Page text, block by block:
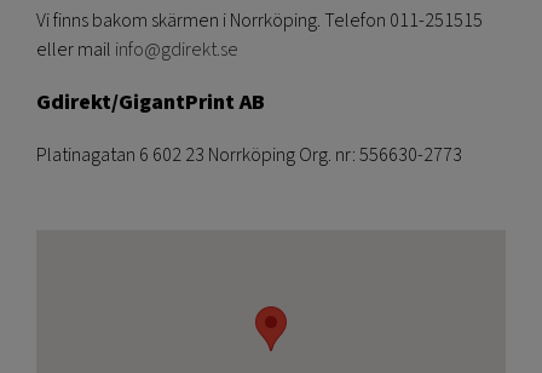
Vi finns bakom skärmen i Norrköping. Telefon 011-251515
eller mail info@gdirekt.se
Gdirekt/GigantPrint AB
Platinagatan 6 602 23 Norrköping Org. nr: 556630-2773